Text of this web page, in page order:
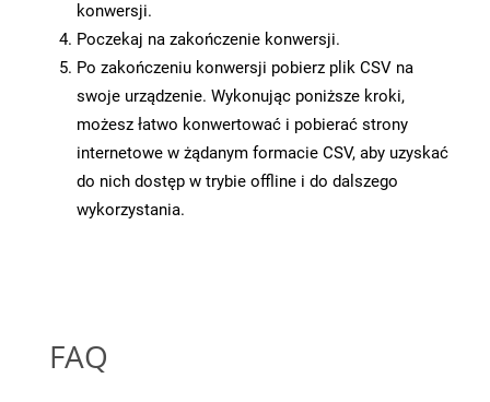
konwersji.
Poczekaj na zakończenie konwersji.
Po zakończeniu konwersji pobierz plik CSV na
swoje urządzenie. Wykonując poniższe kroki,
możesz łatwo konwertować i pobierać strony
internetowe w żądanym formacie CSV, aby uzyskać
do nich dostęp w trybie offline i do dalszego
wykorzystania.
FAQ